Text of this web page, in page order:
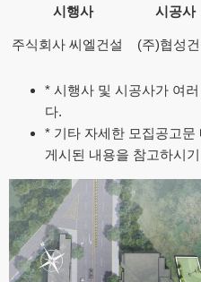
시행사
시공사
주식회사 씨엘건설 (주)협성
* 시행사 및 시공사가 여
다.
* 기타 자세한 모집공고문
게시된 내용을 참고하시